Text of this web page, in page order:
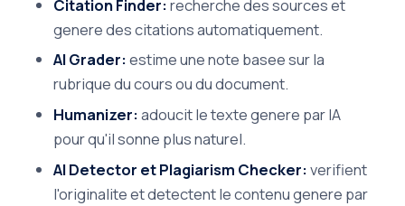
Citation Finder:recherche des sources et
genere des citations automatiquement.
AI Grader:estime une note basee sur la
rubrique du cours ou du document.
Humanizer:adoucit le texte genere par IA
pour qu'il sonne plus naturel.
AI Detector et Plagiarism Checker:verifient
l'originalite et detectent le contenu genere par